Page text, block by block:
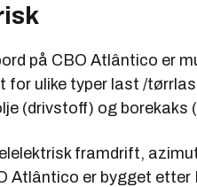
på CBO Atlântico er
for ulike typer last /
(drivstoff) og borekaks
framdrift,
Atlântico er bygget